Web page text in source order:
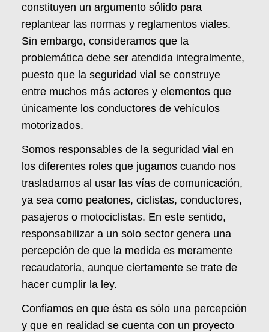
constituyen un argumento sólido para
replantear las normas y reglamentos viales.
Sin embargo, consideramos que la
problemática debe ser atendida integralmente,
puesto que la seguridad vial se construye
entre muchos más actores y elementos que
únicamente los conductores de vehículos
motorizados.
Somos responsables de la seguridad vial en
los diferentes roles que jugamos cuando nos
trasladamos al usar las vías de comunicación,
ya sea como peatones, ciclistas, conductores,
pasajeros o motociclistas. En este sentido,
responsabilizar a un solo sector genera una
percepción de que la medida es meramente
recaudatoria, aunque ciertamente se trate de
hacer cumplir la ley.
Confiamos en que ésta es sólo una percepción
y que en realidad se cuenta con un proyecto